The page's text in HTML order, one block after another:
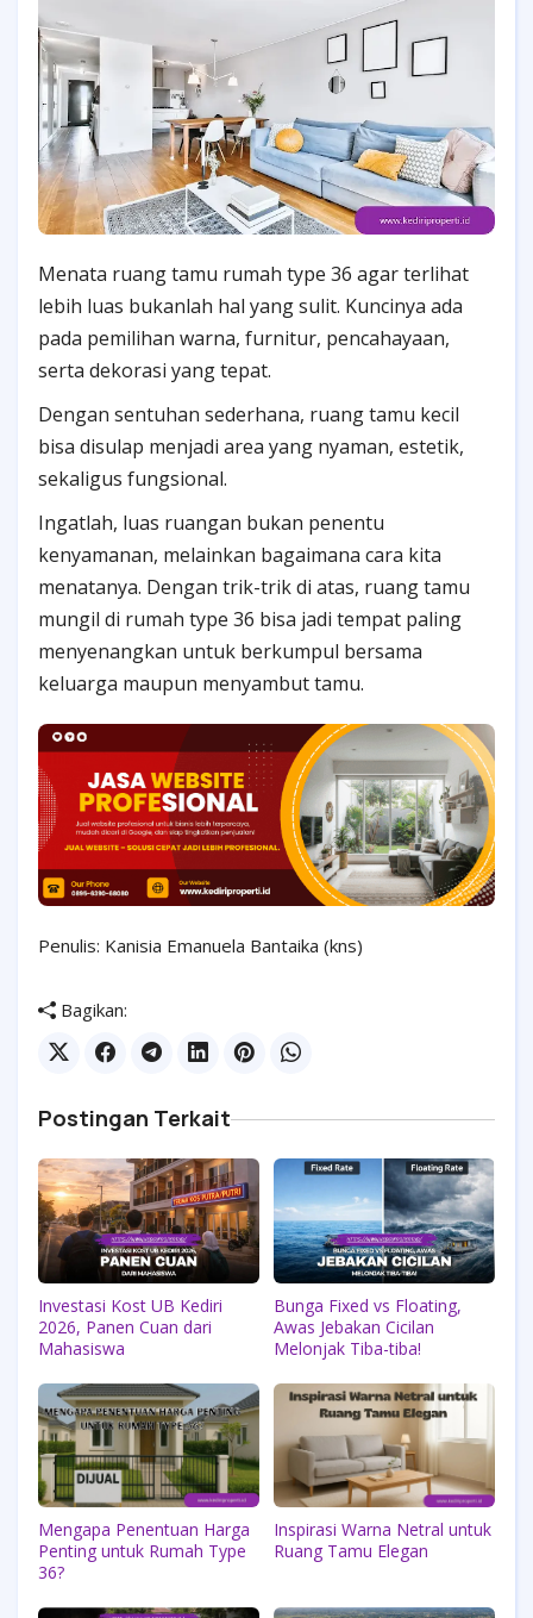
Menata ruang tamu rumah type 36 agar terlihat
lebih luas bukanlah hal yang sulit. Kuncinya ada
pada pemilihan warna, furnitur, pencahayaan,
serta dekorasi yang tepat.
Dengan sentuhan sederhana, ruang tamu kecil
bisa disulap menjadi area yang nyaman, estetik,
sekaligus fungsional.
Ingatlah, luas ruangan bukan penentu
kenyamanan, melainkan bagaimana cara kita
menatanya. Dengan trik-trik di atas, ruang tamu
mungil di rumah type 36 bisa jadi tempat paling
menyenangkan untuk berkumpul bersama
keluarga maupun menyambut tamu.
Penulis: Kanisia Emanuela Bantaika (kns)
Bagikan:
Postingan Terkait
Investasi Kost UB Kediri
2026, Panen Cuan dari
Mahasiswa
Bunga Fixed vs Floating,
Awas Jebakan Cicilan
Melonjak Tiba-tiba!
Mengapa Penentuan Harga
Penting untuk Rumah Type
36?
Inspirasi Warna Netral untuk
Ruang Tamu Elegan